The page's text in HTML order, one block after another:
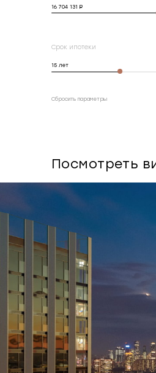
16 704 131
Срок ипотеки
15 лет
Сбросить параметры
Посмотреть